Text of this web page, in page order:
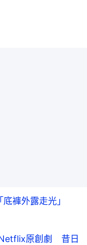
底褲外露走光」
原創劇 昔日